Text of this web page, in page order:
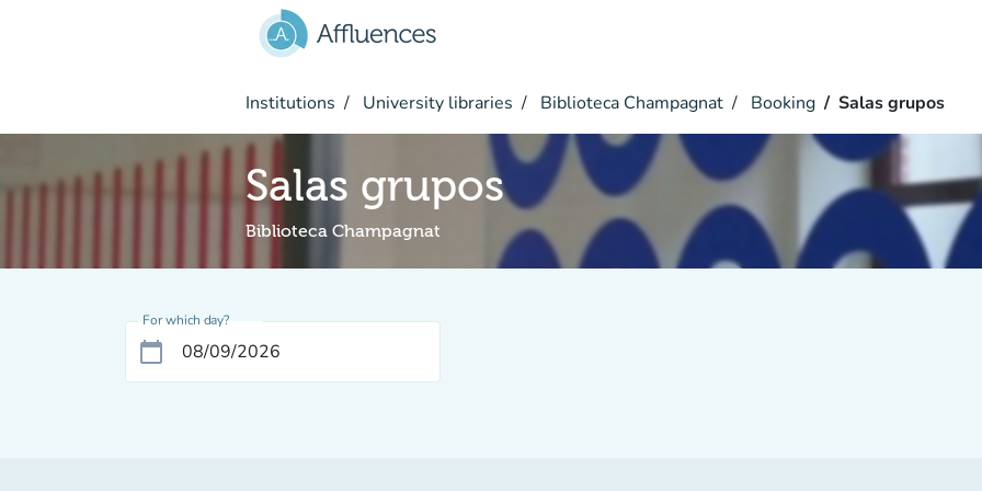
Institutions University libraries Biblioteca Champagnat Booking Salas grupos
Salas grupos
Biblioteca Champagnat
For which day?
calendar_today